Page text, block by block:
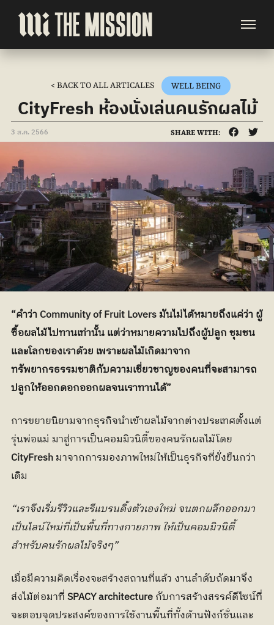
< BACK TO ALL ARTICALES WELL BEING
3 ส.ค. 2566 SHARE WITH:
CityFresh ห้องนั่งเล่นคนรักผลไม้
“คำว่า Community of Fruit Lovers มันไม่ได้หมายถึงแค่ว่า ผู้
ซื้อผลไม้ไปทานเท่านั้น แต่ว่าหมายความไปถึงผู้ปลูก ชุมชน
และโลกของเราด้วย เพราะผลไม้เกิดมาจาก
ทรัพยากรธรรมชาติกับความเชี่ยวชาญของคนที่จะสามารถ
ปลูกให้ออกดอกออกผลจนเราทานได้”
การขยายนิยามจากธุรกิจนำเข้าผลไม้จากต่างประเทศตั้งแต่
CityFresh มาจากการมองภาพใหม่ให้เป็นธุรกิจที่ยั่งยืนกว่า
เดิม
“เราจึงเริ่มรีวิวและรีแบรนดิ้งตัวเองใหม่ จนตกผลึกออกมา
เป็นไลน์ใหม่ที่เป็นพื้นที่ทางกายภาพ ให้เป็นคอมมิวนิตี้
สำหรับคนรักผลไม้จริงๆ”
เมื่อมีความคิดเรื่องจะสร้างสถานที่แล้ว งานลำดับถัดมาจึง
ส่งไม้ต่อมาที่ SPACY architecture กับการสร้างสรรค์ดีไซน์ที่
จะตอบจุดประสงค์ของการใช้งานพื้นที่ทั้งด้านฟังก์ชั่นและ